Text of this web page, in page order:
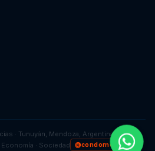
· Tunuyán, Mendoza, Argentina
· Sociedad
@condornoticias